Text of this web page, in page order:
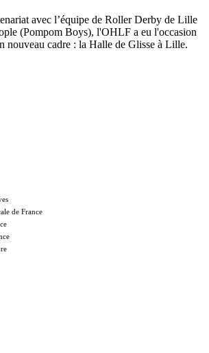
avec l’équipe de Roller Derby de Lille
(Pompom Boys), l'OHLF a eu l'occasion
nouveau cadre : la Halle de Glisse à Lille.
de France